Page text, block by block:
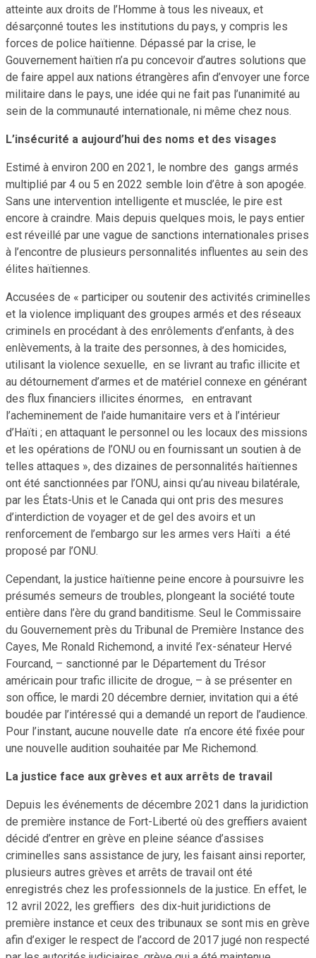
atteinte aux droits de l’Homme à tous les niveaux, et
désarçonné toutes les institutions du pays, y compris les
forces de police haïtienne. Dépassé par la crise, le
Gouvernement haïtien n’a pu concevoir d’autres solutions que
de faire appel aux nations étrangères afin d’envoyer une force
militaire dans le pays, une idée qui ne fait pas l’unanimité au
sein de la communauté internationale, ni même chez nous.
L’insécurité a aujourd’hui des noms et des visages
Estimé à environ 200 en 2021, le nombre des gangs armés
multiplié par 4 ou 5 en 2022 semble loin d’être à son apogée.
Sans une intervention intelligente et musclée, le pire est
encore à craindre. Mais depuis quelques mois, le pays entier
est réveillé par une vague de sanctions internationales prises
à l’encontre de plusieurs personnalités influentes au sein des
élites haïtiennes.
Accusées de « participer ou soutenir des activités criminelles
et la violence impliquant des groupes armés et des réseaux
criminels en procédant à des enrôlements d’enfants, à des
enlèvements, à la traite des personnes, à des homicides,
utilisant la violence sexuelle, en se livrant au trafic illicite et
au détournement d’armes et de matériel connexe en générant
des flux financiers illicites énormes, en entravant
l’acheminement de l’aide humanitaire vers et à l’intérieur
d’Haïti ; en attaquant le personnel ou les locaux des missions
et les opérations de l’ONU ou en fournissant un soutien à de
telles attaques », des dizaines de personnalités haïtiennes
ont été sanctionnées par l’ONU, ainsi qu’au niveau bilatérale,
par les États-Unis et le Canada qui ont pris des mesures
d’interdiction de voyager et de gel des avoirs et un
renforcement de l’embargo sur les armes vers Haïti a été
proposé par l’ONU.
Cependant, la justice haïtienne peine encore à poursuivre les
présumés semeurs de troubles, plongeant la société toute
entière dans l’ère du grand banditisme. Seul le Commissaire
du Gouvernement près du Tribunal de Première Instance des
Cayes, Me Ronald Richemond, a invité l’ex-sénateur Hervé
Fourcand, – sanctionné par le Département du Trésor
américain pour trafic illicite de drogue, – à se présenter en
son office, le mardi 20 décembre dernier, invitation qui a été
boudée par l’intéressé qui a demandé un report de l’audience.
Pour l’instant, aucune nouvelle date n’a encore été fixée pour
une nouvelle audition souhaitée par Me Richemond.
La justice face aux grèves et aux arrêts de travail
Depuis les événements de décembre 2021 dans la juridiction
de première instance de Fort-Liberté où des greffiers avaient
décidé d’entrer en grève en pleine séance d’assises
criminelles sans assistance de jury, les faisant ainsi reporter,
plusieurs autres grèves et arrêts de travail ont été
enregistrés chez les professionnels de la justice. En effet, le
12 avril 2022, les greffiers des dix-huit juridictions de
première instance et ceux des tribunaux se sont mis en grève
afin d’exiger le respect de l’accord de 2017 jugé non respecté